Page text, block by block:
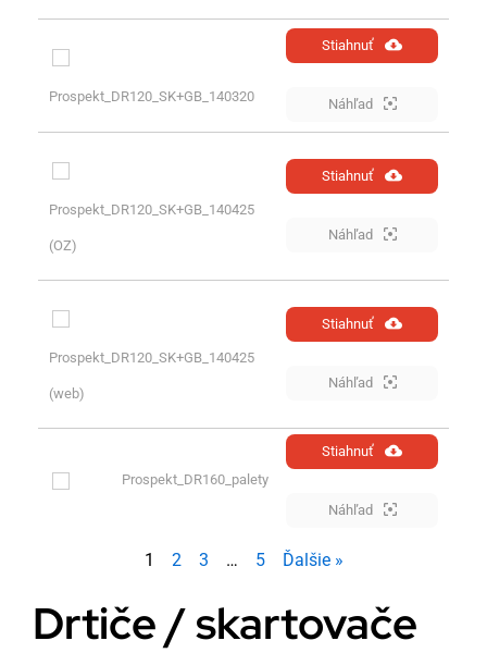
Prospekt_DR120_SK+GB_140320
Stiahnuť
Náhľad
Prospekt_DR120_SK+GB_140425
(OZ)
Stiahnuť
Náhľad
Prospekt_DR120_SK+GB_140425
(web)
Stiahnuť
Náhľad
Prospekt_DR160_palety
Stiahnuť
Náhľad
1 2 3 … 5 Ďalšie »
Drtiče / skartovače